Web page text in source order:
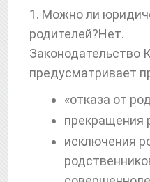
1. Можно ли
родителей?Нет.
Законодательство
предусматривает
«отказа от
прекращения
исключения